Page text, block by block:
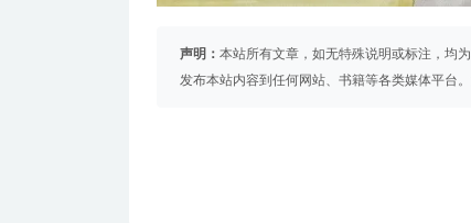
声明： 本站所有文章，如无特殊说明或标注，均
发布本站内容到任何网站、书籍等各类媒体平台